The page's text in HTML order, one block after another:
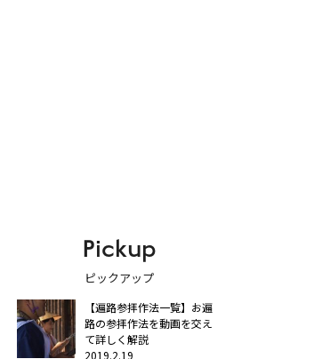
Pickup
ピックアップ
【遍路参拝作法一覧】お遍
路の参拝作法を動画を交え
て詳しく解説
2019.2.19